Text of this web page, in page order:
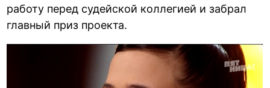
работу перед судейской коллегией и забрал
главный приз проекта.